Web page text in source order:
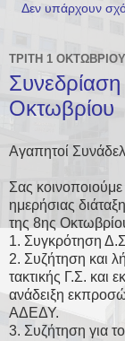
Δεν υπάρχουν
ΤΡΊΤΗ 1
Οκτωβρίου
Αγαπητοί
Σας
ημερήσιας
της 8ης
1. Συγκρότηση
2. Συζήτηση και
τακτικής Γ.Σ. και
ανάδειξη
ΑΔΕΔΥ.
3. Συζήτηση για